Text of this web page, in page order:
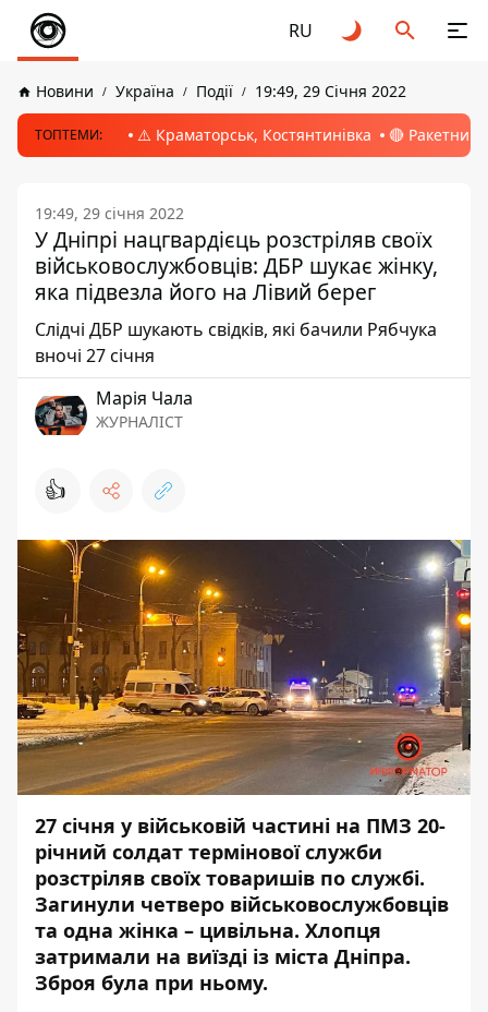
RU
Новини Україна Події 19:49, 29 Січня 2022
ТОПТЕМИ: ⚠️ Краматорськ, Костянтинівка 🔴 Ракетний
19:49, 29 січня 2022
У Дніпрі нацгвардієць розстріляв своїх
військовослужбовців: ДБР шукає жінку,
яка підвезла його на Лівий берег
Слідчі ДБР шукають свідків, які бачили Рябчука
вночі 27 січня
Марія Чала
ЖУРНАЛІСТ
👍
27 січня у військовій частині на ПМЗ 20-
річний солдат термінової служби
розстріляв своїх товаришів по службі.
Загинули четверо військовослужбовців
та одна жінка – цивільна. Хлопця
затримали на виїзді із міста Дніпра.
Зброя була при ньому.